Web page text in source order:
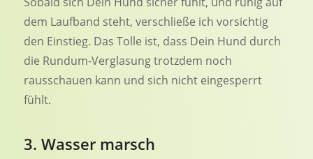
dem Laufband steht, verschließe ich vorsichtig
den Einstieg. Das Tolle ist, dass Dein Hund durch
die Rundum-Verglasung trotzdem noch
rausschauen kann und sich nicht eingesperrt
fühlt.
3. Wasser marsch